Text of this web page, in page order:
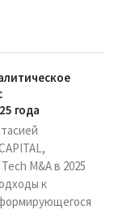
года
M&A в 2025
к